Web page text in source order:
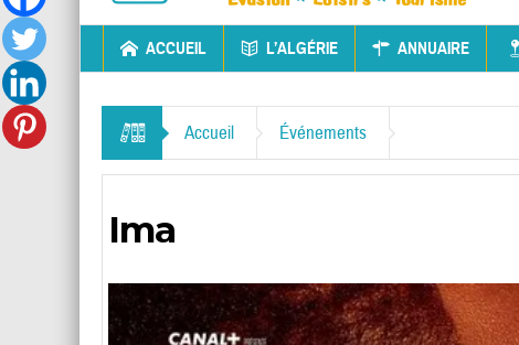
ACCUEIL L’ALGÉRIE ANNUAIRE
Accueil Événements
Ima